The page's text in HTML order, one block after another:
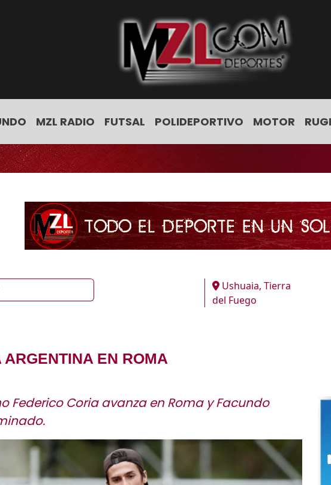
MZL RADIO FUTSAL POLIDEPORTIVO MOTOR
Ushuaia, Tierra
del Fuego
ARGENTINA EN ROMA
Federico Coria avanza en Roma y Facundo